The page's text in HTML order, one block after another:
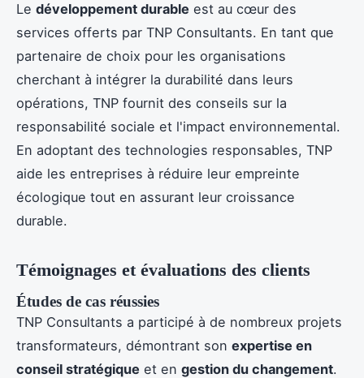
Le développement durable est au cœur des
services offerts par TNP Consultants. En tant que
partenaire de choix pour les organisations
cherchant à intégrer la durabilité dans leurs
opérations, TNP fournit des conseils sur la
responsabilité sociale et l'impact environnemental.
En adoptant des technologies responsables, TNP
aide les entreprises à réduire leur empreinte
écologique tout en assurant leur croissance
durable.
Témoignages et évaluations des clients
Études de cas réussies
TNP Consultants a participé à de nombreux projets
transformateurs, démontrant son expertise en
conseil stratégique et en gestion du changement.